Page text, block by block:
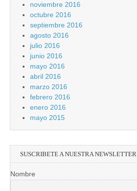
noviembre 2016
octubre 2016
septiembre 2016
agosto 2016
julio 2016
junio 2016
mayo 2016
abril 2016
marzo 2016
febrero 2016
enero 2016
mayo 2015
SUSCRIBETE A NUESTRA NEWSLETTER
Nombre